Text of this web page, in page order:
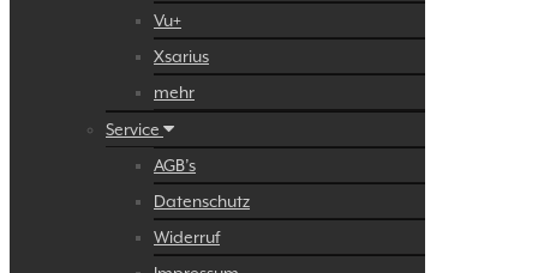
Vu+
Xsarius
mehr
Service
AGB’s
Datenschutz
Widerruf